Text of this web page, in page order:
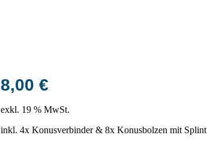
8,00 €
exkl. 19 % MwSt.
inkl. 4x Konusverbinder & 8x Konusbolzen mit Splint